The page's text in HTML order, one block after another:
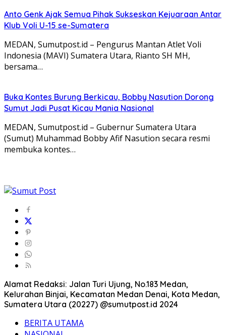
Anto Genk Ajak Semua Pihak Sukseskan Kejuaraan Antar
Klub Voli U-15 se-Sumatera
MEDAN, Sumutpost.id – Pengurus Mantan Atlet Voli
Indonesia (MAVI) Sumatera Utara, Rianto SH MH,
bersama…
Buka Kontes Burung Berkicau, Bobby Nasution Dorong
Sumut Jadi Pusat Kicau Mania Nasional
MEDAN, Sumutpost.id – Gubernur Sumatera Utara
(Sumut) Muhammad Bobby Afif Nasution secara resmi
membuka kontes…
Alamat Redaksi: Jalan Turi Ujung, No.183 Medan,
Kelurahan Binjai, Kecamatan Medan Denai, Kota Medan,
Sumatera Utara (20227) @sumutpost.id 2024
BERITA UTAMA